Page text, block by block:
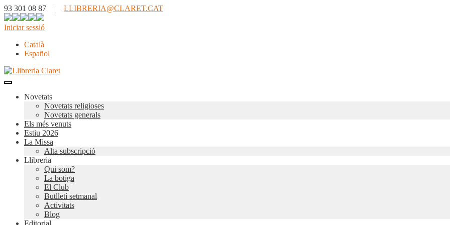
93 301 08 87 | LLIBRERIA@CLARET.CAT
Iniciar sessió
Català
Español
Novetats
Novetats religioses
Novetats generals
Els més venuts
Estiu 2026
La Missa
Alta subscripció
Llibreria
Qui som?
La botiga
El Club
Butlletí setmanal
Activitats
Blog
Editorial